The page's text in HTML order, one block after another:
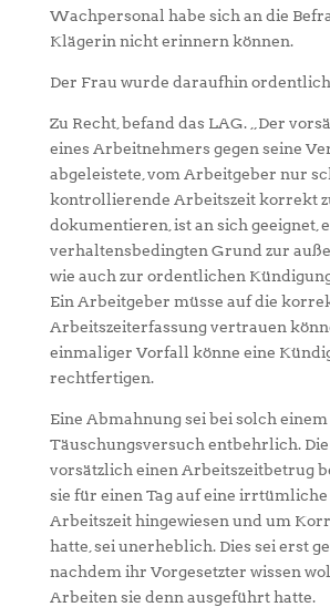
Wachpersonal habe sich an die
Klägerin nicht erinnern können.
Der Frau wurde daraufhin
Zu Recht, befand das LAG. „Der
eines Arbeitnehmers gegen seine
abgeleistete, vom Arbeitgeber nur
kontrollierende Arbeitszeit korrekt
dokumentieren, ist an sich geeignet,
verhaltensbedingten Grund zur
wie auch zur ordentlichen
Ein Arbeitgeber müsse auf die
Arbeitszeiterfassung vertrauen
einmaliger Vorfall könne eine
rechtfertigen.
Eine Abmahnung sei bei solch einem
Täuschungsversuch entbehrlich.
vorsätzlich einen Arbeitszeitbetrug
sie für einen Tag auf eine
Arbeitszeit hingewiesen und um
hatte, sei unerheblich. Dies sei erst
nachdem ihr Vorgesetzter wissen
Arbeiten sie denn ausgeführt hatte.